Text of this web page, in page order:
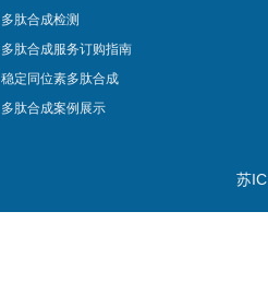
多肽合成检测
多肽合成服务订购指南
稳定同位素多肽合成
多肽合成案例展示
苏